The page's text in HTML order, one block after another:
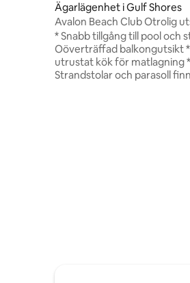
Ägarlägenhet i Gulf Shores
Avalon Beach Club Otrolig
stjärnig vistelse!
* Snabb tillgång till pool och
Oöverträffad balkongutsikt
utrustat kök för matlagning *
Strandstolar och parasoll
är 40 USD per fordon